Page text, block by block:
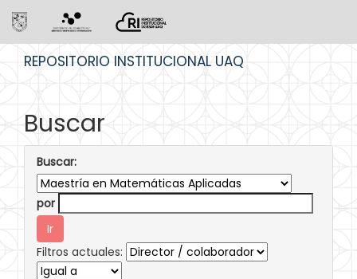
REPOSITORIO INSTITUCIONAL UAQ
Buscar
Buscar:
por
Filtros actuales: